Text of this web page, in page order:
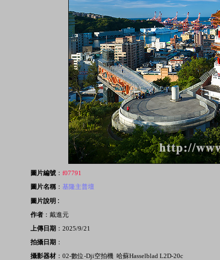
圖片編號： f07791
圖片名稱： 基隆主普壇
圖片說明 :
作者：戴進元
上傳日期 ：2025/9/21
拍攝日期 ：
攝影器材：02-數位-Dji空拍機 哈蘇Hasselblad L2D-20c